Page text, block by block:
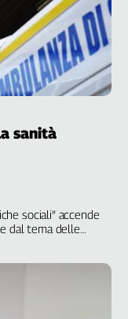
sanità
sociali” accende
dal tema delle